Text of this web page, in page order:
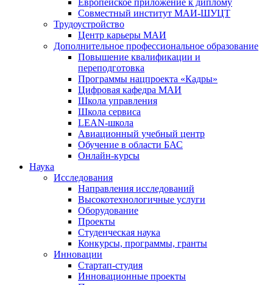
Европейское приложение к диплому
Совместный институт МАИ-ШУЦТ
Трудоустройство
Центр карьеры МАИ
Дополнительное профессиональное образование
Повышение квалификации и
переподготовка
Программы нацпроекта «Кадры»
Цифровая кафедра МАИ
Школа управления
Школа сервиса
LEAN-школа
Авиационный учебный центр
Обучение в области БАС
Онлайн-курсы
Наука
Исследования
Направления исследований
Высокотехнологичные услуги
Оборудование
Проекты
Студенческая наука
Конкурсы, программы, гранты
Инновации
Стартап-студия
Инновационные проекты